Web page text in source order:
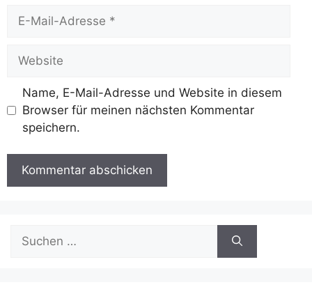
Mail-
Name, E-Mail-Adresse und Website in diesem
Browser für meinen nächsten Kommentar
speichern.
Suchen
nach: